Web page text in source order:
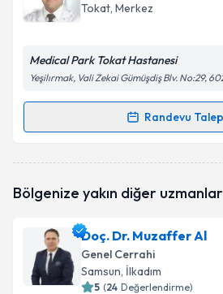
Tokat, Merkez
Medical Park Tokat Hastanesi
Yeşilırmak, Vali Zekai Gümüşdiş Blv. No:29,
Randevu
Randevu Takvimi Talebi
oluşturun. Size bu uzmandan
E-posta Adresiniz
Bölgenize yakın diğer uzmanlar
Doç. Dr. Muzaffer Al
Genel Cerrahi
Samsun, İlkadım
5 (24 Değerlendirme)